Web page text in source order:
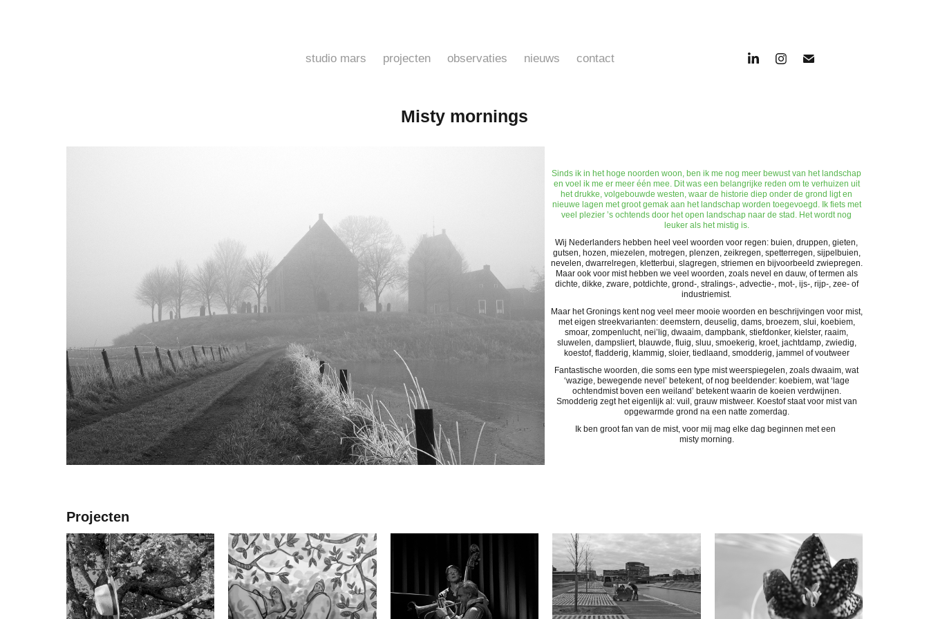
studio mars projecten observaties nieuws contact
Misty mornings
Sinds ik in het hoge noorden woon, ben ik me nog meer bewust van het landschap
en voel ik me er meer één mee. Dit was een belangrijke reden om te verhuizen uit
het drukke, volgebouwde westen, waar de historie diep onder de grond ligt en
nieuwe lagen met groot gemak aan het landschap worden toegevoegd. Ik fiets met
veel plezier ’s ochtends door het open landschap naar de stad. Het wordt nog
leuker als het mistig is.
Wij Nederlanders hebben heel veel woorden voor regen: buien, druppen, gieten,
gutsen, hozen, miezelen, motregen, plenzen, zeikregen, spetterregen, sijpelbuien,
nevelen, dwarrelregen, kletterbui, slagregen, striemen en bijvoorbeeld zwiepregen.
Maar ook voor mist hebben we veel woorden, zoals nevel en dauw, of termen als
dichte, dikke, zware, potdichte, grond-, stralings-, advectie-, mot-, ijs-, rijp-, zee- of
industriemist.
Maar het Gronings kent nog veel meer mooie woorden en beschrijvingen voor mist,
met eigen streekvarianten: deemstern, deuselig, dams, broezem, slui, koebiem,
smoar, zompenlucht, nei’lig, dwaaim, dampbank, stiefdonker, kielster, raaim,
sluwelen, dampsliert, blauwde, fluig, sluu, smoekerig, kroet, jachtdamp, zwiedig,
koestof, fladderig, klammig, sloier, tiedlaand, smodderig, jammel of voutweer
Fantastische woorden, die soms een type mist weerspiegelen, zoals dwaaim, wat
‘wazige, bewegende nevel’ betekent, of nog beeldender: koebiem, wat ‘lage
ochtendmist boven een weiland’ betekent waarin de koeien verdwijnen.
Smodderig zegt het eigenlijk al: vuil, grauw mistweer. Koestof staat voor mist van
opgewarmde grond na een natte zomerdag.
Ik ben groot fan van de mist,voor mij mag elke dag beginnen met een
misty morning.
Projecten